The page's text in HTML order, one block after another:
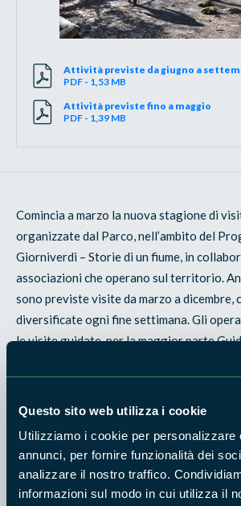
Questo sito web utilizza i cookie
Utilizziamo i cookie per personalizzare
annunci, per fornire funzionalità dei
analizzare il nostro traffico.
informazioni sul modo in cui utilizza il
Attività previste da giugno a
PDF - 1,53 MB
Attività previste fino a maggio
PDF - 1,39 MB
Comincia a marzo la nuova stagione di
organizzate dal Parco, nell’ambito del
Giorniverdi – Storie di un fiume, in
associazioni che operano sul territorio.
sono previste visite da marzo a dicembre,
diversificate ogni fine settimana. Gli
le visite guidate, per la maggior parte
Parco, ma anche le bellezze che il nostro
fuori dai confini del Parco.
La prenotazione presso
l’escursione è obbligatoria, in modo da
la visita. La partecipazione prevede un
di 8 euro per mezza giornata e 12 euro